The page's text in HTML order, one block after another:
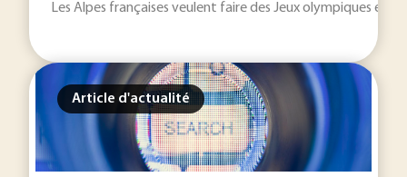
Les Alpes françaises veulent faire des Jeux olympiques et
Article d'actualité